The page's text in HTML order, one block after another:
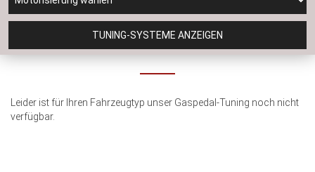
TUNING-SYSTEME ANZEIGEN
Leider ist für Ihren Fahrzeugtyp unser Gaspedal-Tuning noch nicht
verfügbar.